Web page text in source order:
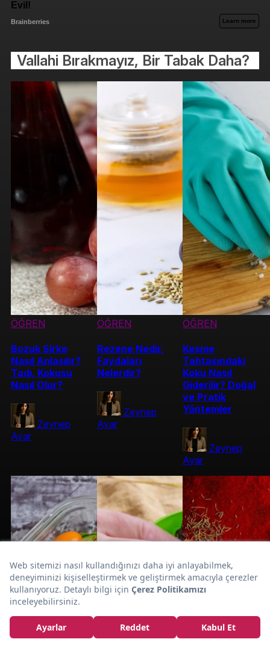
Çilek Nasıl
Kurutulur?
Güneşte ve Fırında
Çilek Kurutma
Yöntemleri
Vallahi Bırakmayız, Bir Tabak Daha?
ÖĞREN
Bozuk Sirke
Nasıl Anlaşılır?
Tadı, Kokusu
Nasıl Olur?
Zeynep
Ayar
ÖĞREN
Rezene Nedir,
Faydaları
Nelerdir?
Zeynep
Ayar
ÖĞREN
Kesme
Tahtasındaki
Koku Nasıl
Giderilir? Doğal
ve Pratik
Yöntemler
Zeynep
Ayar